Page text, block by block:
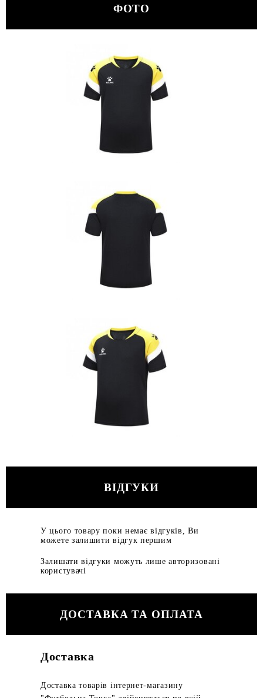
ФОТО
ВІДГУКИ
У цього товару поки немає відгуків, Ви
можете залишити відгук першим
Залишати відгуки можуть лише авторизовані
користувачі
ДОСТАВКА ТА ОПЛАТА
Доставка
Доставка товарів інтернет-магазину